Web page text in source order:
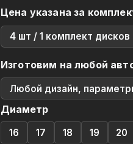
Цена указана за
4 шт / 1 комплект дисков
Изготовим на любой
Любой дизайн,
Диаметр
16 17 18 19 20